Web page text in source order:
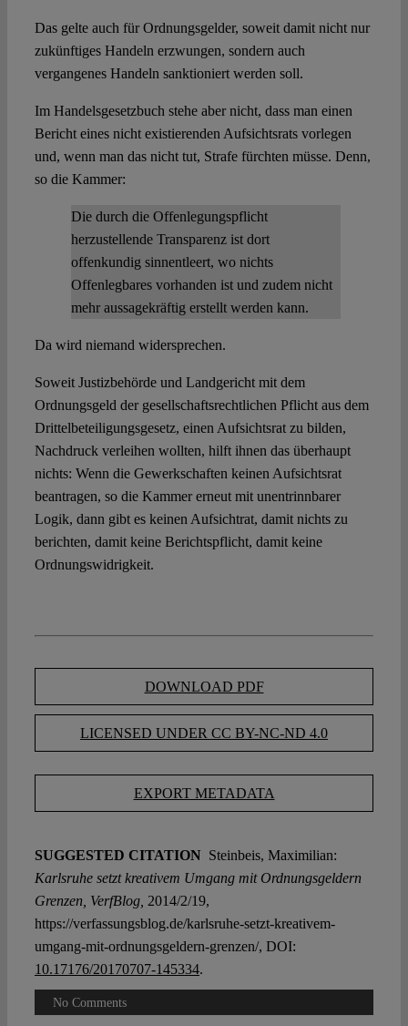
Das gelte auch für Ordnungsgelder, soweit damit nicht nur
zukünftiges Handeln erzwungen, sondern auch
vergangenes Handeln sanktioniert werden soll.
Im Handelsgesetzbuch stehe aber nicht, dass man einen
Bericht eines nicht existierenden Aufsichtsrats vorlegen
und, wenn man das nicht tut, Strafe fürchten müsse. Denn,
so die Kammer:
Die durch die Offenlegungspflicht
herzustellende Transparenz ist dort
offenkundig sinnentleert, wo nichts
Offenlegbares vorhanden ist und zudem nicht
mehr aussagekräftig erstellt werden kann.
Da wird niemand widersprechen.
Soweit Justizbehörde und Landgericht mit dem
Ordnungsgeld der gesellschaftsrechtlichen Pflicht aus dem
Drittelbeteiligungsgesetz, einen Aufsichtsrat zu bilden,
Nachdruck verleihen wollten, hilft ihnen das überhaupt
nichts: Wenn die Gewerkschaften keinen Aufsichtsrat
beantragen, so die Kammer erneut mit unentrinnbarer
Logik, dann gibt es keinen Aufsichtrat, damit nichts zu
berichten, damit keine Berichtspflicht, damit keine
Ordnungswidrigkeit.
DOWNLOAD PDF
LICENSED UNDER CC BY-NC-ND 4.0
EXPORT METADATA
SUGGESTED CITATION Steinbeis, Maximilian:
Karlsruhe setzt kreativem Umgang mit Ordnungsgeldern
Grenzen, VerfBlog, 2014/2/19,
https://verfassungsblog.de/karlsruhe-setzt-kreativem-
umgang-mit-ordnungsgeldern-grenzen/, DOI:
10.17176/20170707-145334.
No Comments